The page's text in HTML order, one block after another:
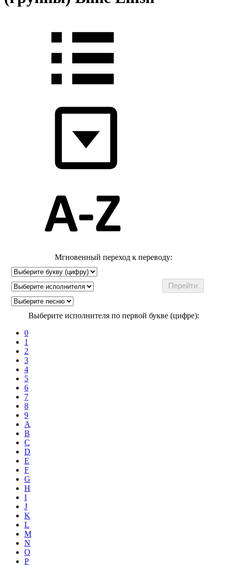
Мгновенный переход к переводу:
Выберите исполнителя по первой букве (цифре):
0
1
2
3
4
5
6
7
8
9
A
B
C
D
E
F
G
H
I
J
K
L
M
N
O
P